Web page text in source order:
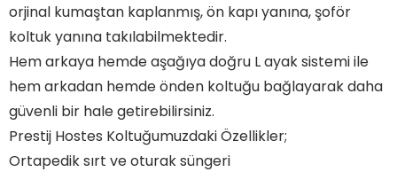
orjinal kumaştan kaplanmış, ön kapı yanına, şoför
koltuk yanına takılabilmektedir.
Hem arkaya hemde aşağıya doğru L ayak sistemi ile
hem arkadan hemde önden koltuğu bağlayarak daha
güvenli bir hale getirebilirsiniz.
Prestij Hostes Koltuğumuzdaki Özellikler;
Ortapedik sırt ve oturak süngeri